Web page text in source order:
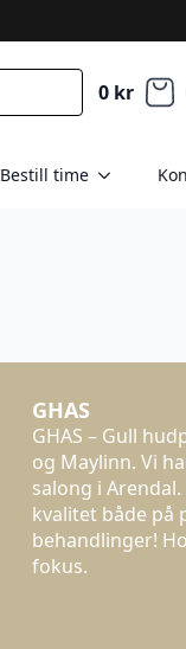
0 kr
Bestill time
GHAS
GHAS – Gull
og Maylinn. Vi
salong i
kvalitet både på
behandlinger!
fokus.